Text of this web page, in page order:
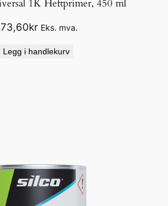
1K Heftprimer, 450 ml
kr Eks. mva.
Legg i handlekurv